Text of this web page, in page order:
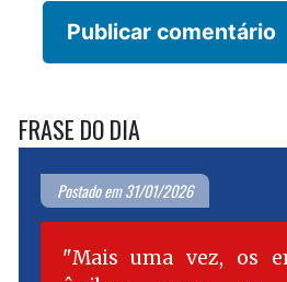
FRASE DO DIA
Postado em 31/01/2026
Mais uma vez, os